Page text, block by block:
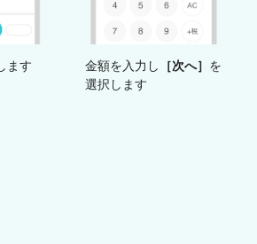
ます 金額を入力し ［次へ］ を
選択します